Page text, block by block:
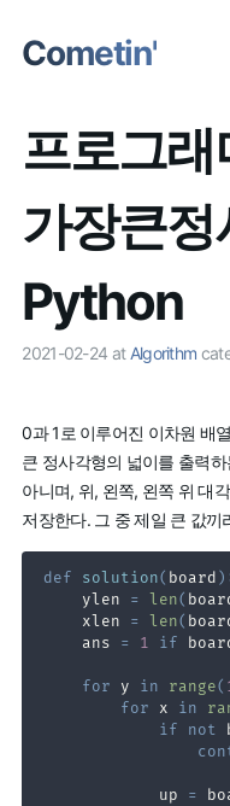
Cometin'
프로그
가장큰
Python
2021-02-24 at Algorithm
0과 1로 이루어진 이차원 배
큰 정사각형의 넓이를 출력
아니며, 위, 왼쪽, 왼쪽 위 대
저장한다. 그 중 제일 큰 값
def solution( board )
    ylen
= len(
    xlen
= len(
    ans
= 1 if
for y in range(
for x in
if
not
            up
=